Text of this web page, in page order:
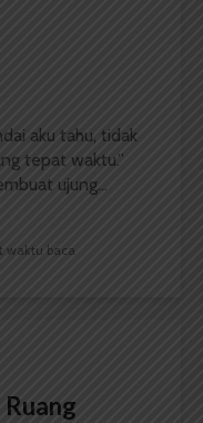
aku tahu, tidak
tepat waktu.”
ujung...
waktu baca